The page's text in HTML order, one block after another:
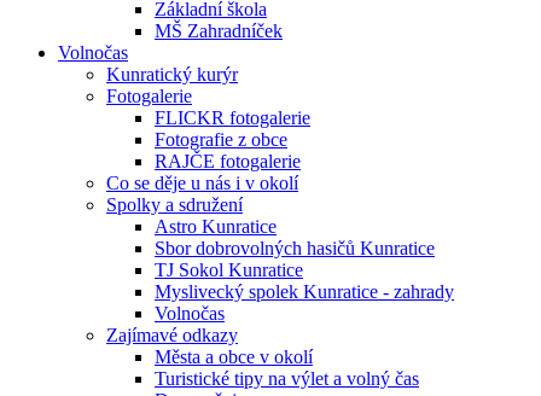
Základní škola
MŠ Zahradníček
Volnočas
Kunratický kurýr
Fotogalerie
FLICKR fotogalerie
Fotografie z obce
RAJČE fotogalerie
Co se děje u nás i v okolí
Spolky a sdružení
Astro Kunratice
Sbor dobrovolných hasičů Kunratice
TJ Sokol Kunratice
Myslivecký spolek Kunratice - zahrady
Volnočas
Zajímavé odkazy
Města a obce v okolí
Turistické tipy na výlet a volný čas